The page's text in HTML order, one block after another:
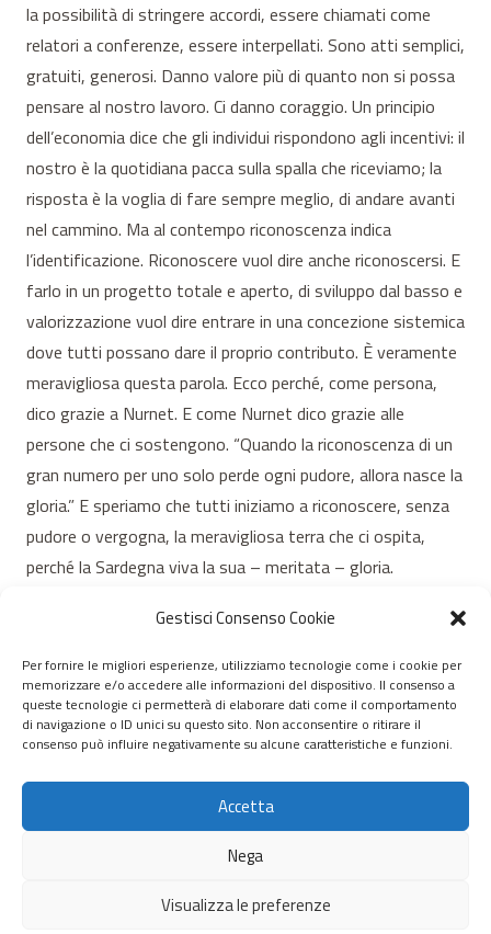
Gestisci Consenso Cookie
Per fornire le migliori esperienze, utilizziamo tecnologie come i cookie per
memorizzare e/o accedere alle informazioni del dispositivo. Il consenso a
queste tecnologie ci permetterà di elaborare dati come il comportamento
di navigazione o ID unici su questo sito. Non acconsentire o ritirare il
consenso può influire negativamente su alcune caratteristiche e funzioni.
Accetta
Nega
Visualizza le preferenze
la possibilità di stringere accordi, essere chiamati come
relatori a conferenze, essere interpellati. Sono atti semplici,
gratuiti, generosi. Danno valore più di quanto non si possa
pensare al nostro lavoro. Ci danno coraggio. Un principio
dell’economia dice che gli individui rispondono agli incentivi: il
nostro è la quotidiana pacca sulla spalla che riceviamo; la
risposta è la voglia di fare sempre meglio, di andare avanti
nel cammino. Ma al contempo riconoscenza indica
l’identificazione. Riconoscere vuol dire anche riconoscersi. E
farlo in un progetto totale e aperto, di sviluppo dal basso e
valorizzazione vuol dire entrare in una concezione sistemica
dove tutti possano dare il proprio contributo. È veramente
meravigliosa questa parola. Ecco perché, come persona,
dico grazie a Nurnet. E come Nurnet dico grazie alle
persone che ci sostengono. “Quando la riconoscenza di un
gran numero per uno solo perde ogni pudore, allora nasce la
gloria.” E speriamo che tutti iniziamo a riconoscere, senza
pudore o vergogna, la meravigliosa terra che ci ospita,
perché la Sardegna viva la sua – meritata – gloria.
© 2020 – 2026 Nurnet – La rete dei Nuraghi – webdesign:
antoniopalumbo.it
Home